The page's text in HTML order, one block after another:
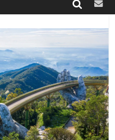
มฉลอง 50 ปีความ
พิธีเปิดนิทรรศการ
Celebrating 50
Viet Nam
Relations”..
ย-เวียดนามร่วมพิธี
ตติมศักดิ์เวียดนาม
ต และงานสัมมนา
Forum ..